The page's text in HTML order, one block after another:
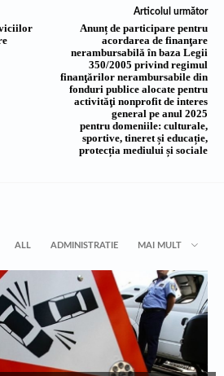
Articolul următor
Anunț de participare pentru
acordarea de finanţare
nerambursabilă în baza Legii
350/2005 privind regimul
finanţărilor nerambursabile din
fonduri publice alocate pentru
activităţi nonprofit de interes
general pe anul 2025
pentru domeniile: culturale,
sportive, tineret și educație,
protecția mediului și sociale
ALL ADMINISTRATIE MAI MULT